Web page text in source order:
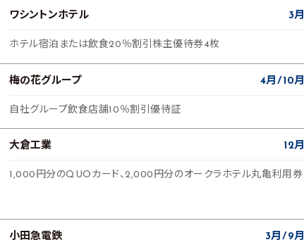
ワシントンホテル 3月
ホテル宿泊または飲食20％割引株主優待券4枚
梅の花グループ 4月 10月
自社グループ飲食店舗10％割引優待証
大倉工業 12月
1,000円分のQUOカード、2,000円分のオークラホテル丸亀利用券
小田急電鉄 3月 9月